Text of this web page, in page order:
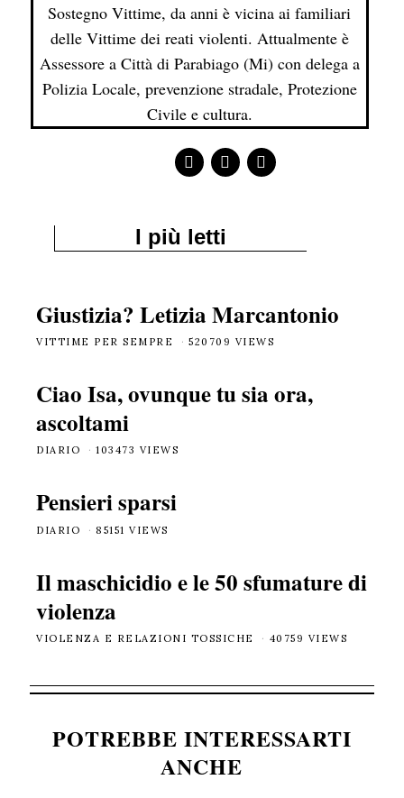
Sostegno Vittime, da anni è vicina ai familiari
delle Vittime dei reati violenti. Attualmente è
Assessore a Città di Parabiago (Mi) con delega a
Polizia Locale, prevenzione stradale, Protezione
Civile e cultura.
I più letti
Giustizia? Letizia Marcantonio
VITTIME PER SEMPRE 520709 VIEWS
Ciao Isa, ovunque tu sia ora,
ascoltami
DIARIO 103473 VIEWS
Pensieri sparsi
DIARIO 85151 VIEWS
Il maschicidio e le 50 sfumature di
violenza
VIOLENZA E RELAZIONI TOSSICHE 40759 VIEWS
POTREBBE INTERESSARTI
ANCHE